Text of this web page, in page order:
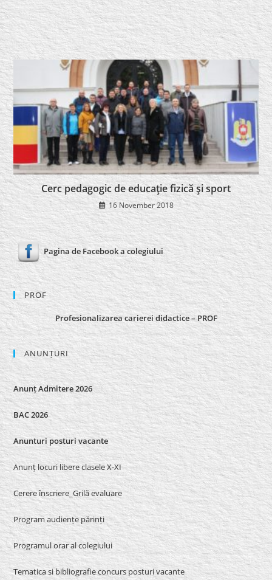
Cerc pedagogic de educaţie fizică şi sport
16 November 2018
Pagina de Facebook a colegiului
PROF
Profesionalizarea carierei didactice – PROF
ANUNȚURI
Anunț Admitere 2026
BAC 2026
Anunturi posturi vacante
Anunț locuri libere clasele X-XI
Cerere înscriere_Grilă evaluare
Program audiențe părinți
Programul orar al colegiului
Tematica si bibliografie concurs posturi vacante